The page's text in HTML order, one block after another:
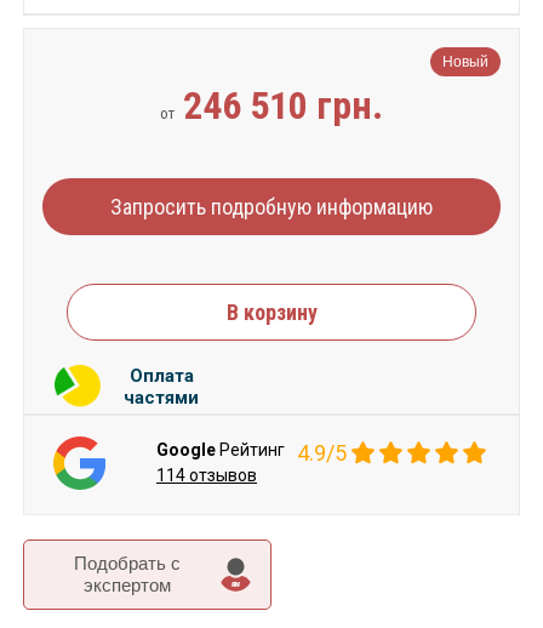
Подобрать c
экспертом
Новый
от 246 510 грн.
Запросить подробную информацию
В корзину
Оплата
частями
Google Рейтинг 4.9/5
114 отзывов